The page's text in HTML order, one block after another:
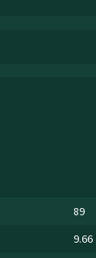
89
9.66